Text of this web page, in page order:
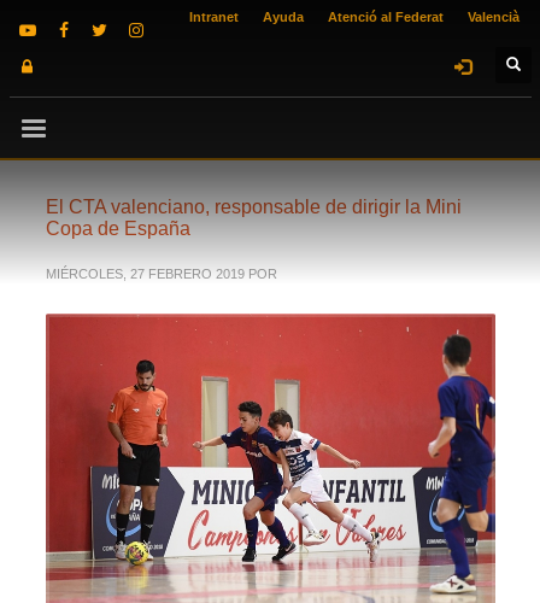
Intranet Ayuda Atenció al Federat Valencià
El CTA valenciano, responsable de dirigir la Mini
Copa de España
MIÉRCOLES, 27 FEBRERO 2019 POR